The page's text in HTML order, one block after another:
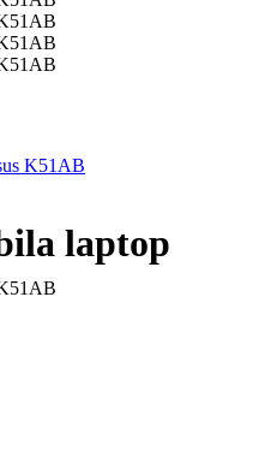
K51AB
laptop